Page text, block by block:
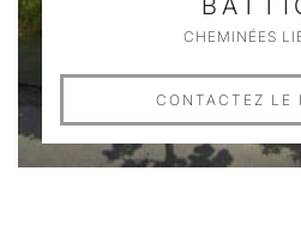
CHEMINÉES
CONTACTEZ LE